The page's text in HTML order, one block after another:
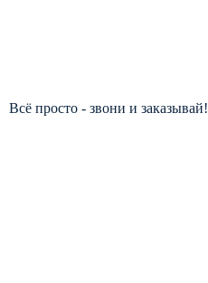
Всё просто - звони и заказывай!